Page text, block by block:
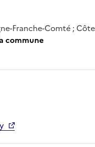
Franche-Comté ;
commune